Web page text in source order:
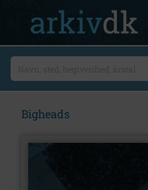
Bigheads